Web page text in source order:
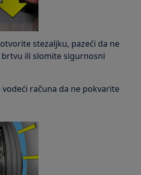
stezaljku, pazeći da ne
ili slomite sigurnosni
računa da ne pokvarite